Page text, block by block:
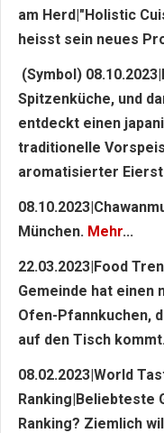
am Herd|"Holistic
heisst sein neues
(Symbol)
Spitzenküche, und
entdeckt einen
traditionelle
aromatisierter
München. Mehr...
22.03.2023|Food
Gemeinde hat einen
Ofen-Pfannkuchen,
auf den Tisch
08.02.2023|World
Ranking|Beliebteste
Ranking? Ziemlich